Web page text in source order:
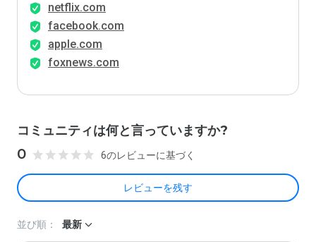
netflix.com
facebook.com
apple.com
foxnews.com
コミュニティは何と言っていますか?
0 6のレビューに基づく
レビューを残す
並び順： 最新